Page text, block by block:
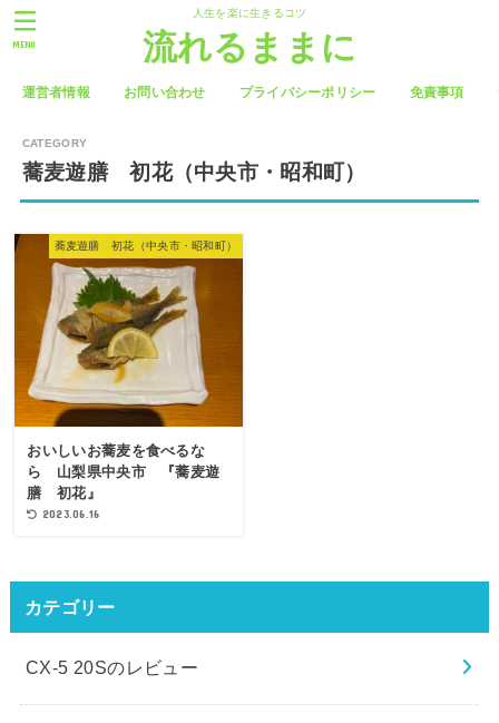
人生を楽に生きるコツ
流れるままに
運営者情報 お問い合わせ プライバシーポリシー 免責事項
MENU
蕎麦遊膳 初花（中央市・昭和町）
蕎麦遊膳 初花（中央市・昭和町）
おいしいお蕎麦を食べるな
ら 山梨県中央市 『蕎麦遊
膳 初花』
2023.06.16
カテゴリー
CX-5 20Sのレビュー